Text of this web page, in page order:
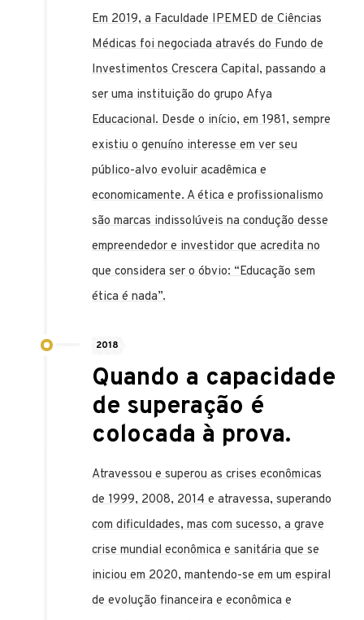
Em 2019, a Faculdade IPEMED de Ciências
Médicas foi negociada através do Fundo de
Investimentos Crescera Capital, passando a
ser uma instituição do grupo Afya
Educacional. Desde o início, em 1981, sempre
existiu o genuíno interesse em ver seu
público-alvo evoluir acadêmica e
economicamente. A ética e profissionalismo
são marcas indissolúveis na condução desse
empreendedor e investidor que acredita no
que considera ser o óbvio: “Educação sem
ética é nada”.
2018
Quando a capacidade
de superação é
colocada à prova.
Atravessou e superou as crises econômicas
de 1999, 2008, 2014 e atravessa, superando
com dificuldades, mas com sucesso, a grave
crise mundial econômica e sanitária que se
iniciou em 2020, mantendo-se em um espiral
de evolução financeira e econômica e